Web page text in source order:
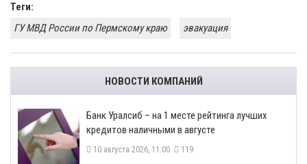
Теги:
ГУ МВД России по Пермскому краю
эвакуация
НОВОСТИ КОМПАНИЙ
Банк Уралсиб – на 1 месте рейтинга лучших
кредитов наличными в августе
10 августа 2026, 11:00 119